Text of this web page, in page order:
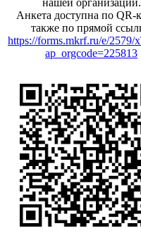
нашей организации.
Анкета доступна по QR-
также по прямой
https://forms.mkrf.ru/e/2579/
ap_orgcode=225813